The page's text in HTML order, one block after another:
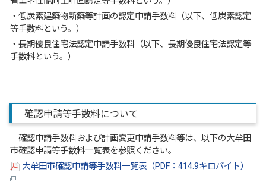
・低炭素建築物新築等計画の認定申請手数料（以下、低炭素認定
等手数料という。）
・長期優良住宅法認定申請手数料（以下、長期優良住宅法認定等
手数料という。）
確認申請等手数料について
確認申請手数料および計画変更申請手数料等は、以下の大牟田
市確認申請等手数料一覧表を参照ください。
大牟田市確認申請等手数料一覧表（PDF：414.9キロバイト）